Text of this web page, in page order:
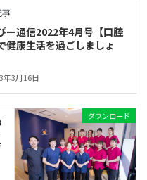
ー通信2022年4月号【口腔
健康生活を過ごしましょ
年3月16日
ダウンロード